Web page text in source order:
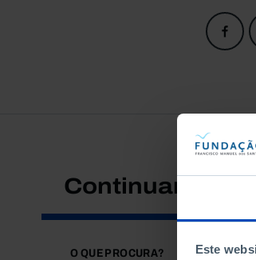
Este
Continuar a
O QUE PROCURA?